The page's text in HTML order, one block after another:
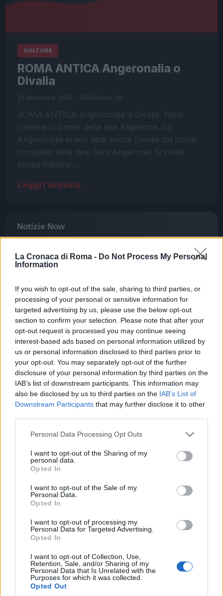
La Cronaca di Roma - Do Not Process My Personal
Information
If you wish to opt-out of the sale, sharing to third parties, or
processing of your personal or sensitive information for
targeted advertising by us, please use the below opt-out
section to confirm your selection. Please note that after your
opt-out request is processed you may continue seeing
interest-based ads based on personal information utilized by
us or personal information disclosed to third parties prior to
your opt-out. You may separately opt-out of the further
disclosure of your personal information by third parties on the
IAB’s list of downstream participants. This information may
also be disclosed by us to third parties on the IAB’s List of
Downstream Participants that may further disclose it to other
Please note that this website/app uses one or more Google
not limited to your visit or usage behaviour. You may click to
grant or deny consent to Google and its third-party tags to
use your data for below specified purposes in below Google
consent section.
Personal Data Processing Opt Outs
I want to opt-out of the Sharing of my
personal data.
Opted In
I want to opt-out of the Sale of my
Personal Data.
Opted In
I want to opt-out of processing my
Personal Data for Targeted Advertising.
Opted In
I want to opt-out of Collection, Use,
Retention, Sale, and/or Sharing of my
Personal Data that Is Unrelated with the
Purposes for which it was collected.
Opted Out
CULTURA
ROMA ANTICA Angeronalia o
Divalia
21 Dicembre 2018 - 08:00Eleim 28
ROMA ANTICA Angeronalia o Divalia. Feste
romane in onore della dea Angerona. Gli
Angeronalia erano detti anche Divalia dal nome
completo della dea: Diva Angerona. Si crede
possa trattarsi…
Leggi l’articolo →
CULTURA
ROMA ANTICA I Sigillaria
20 Dicembre 2018 - 08:00Eleim 28
ROMA ANTICA I Sigillaria: statuette in terracotta,
gli spiriti protettori degli antenati che, secondo
tradizione, vegliavano sul…
Leggi l’articolo →